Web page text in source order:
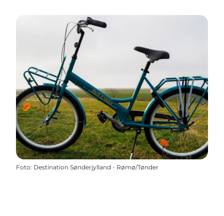
Foto: Destination Sønderjylland - Rømø/Tønder